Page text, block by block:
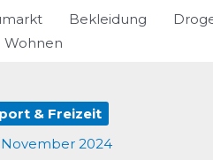
Bekleidung
Wohnen
& Freizeit
November 2024